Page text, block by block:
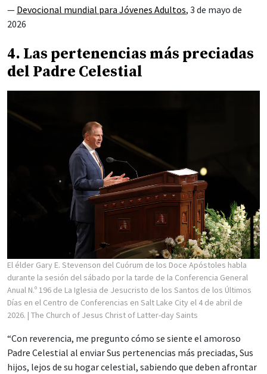
— Devocional mundial para Jóvenes Adultos, 3 de mayo de
2026
4. Las pertenencias más preciadas
del Padre Celestial
El élder Gary E. Stevenson del Cuórum de los Doce Apóstoles habla
durante la sesión del sábado por la tarde de la Conferencia General
Anual N.º 196 de La Iglesia de Jesucristo de los Santos de los Últimos
Días en el Centro de Conferencias en Salt Lake City el 4 de abril de
2026. | The Church of Jesus Christ of Latter-day Saints
“Con reverencia, me pregunto cómo se siente el amoroso
Padre Celestial al enviar Sus pertenencias más preciadas, Sus
hijos, lejos de su hogar celestial, sabiendo que deben afrontar